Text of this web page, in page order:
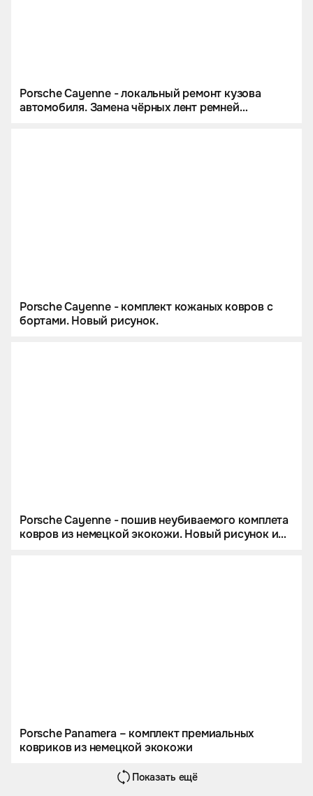
Porsche Cayenne - локальный ремонт кузова
автомобиля. Замена чёрных лент ремней
Porsche Cayenne - комплект кожаных ковров с
бортами. Новый рисунок.
Porsche Cayenne - пошив неубиваемого комплета
ковров из немецкой экокожи. Новый рисунок и
Porsche Panamera – комплект премиальных
ковриков из немецкой экокожи
Показать ещё